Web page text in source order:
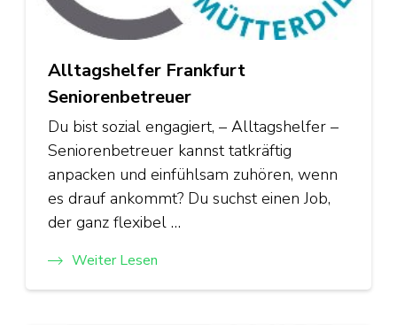
Alltagshelfer Frankfurt
Seniorenbetreuer
Du bist sozial engagiert, – Alltagshelfer –
Seniorenbetreuer kannst tatkräftig
anpacken und einfühlsam zuhören, wenn
es drauf ankommt? Du suchst einen Job,
der ganz flexibel …
Weiter Lesen